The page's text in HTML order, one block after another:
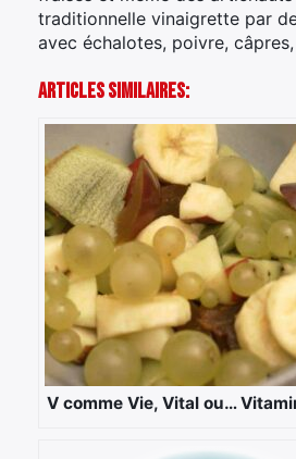
traditionnelle vinaigrette par
avec échalotes, poivre,
Articles Similaires:
V comme Vie, Vital ou…